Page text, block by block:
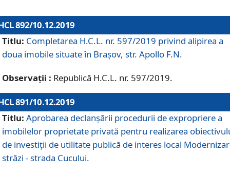
892/10.12.2019
Titlu: Completarea H.C.L. nr. 597/2019 privind alipirea a
doua imobile situate în Brașov, str. Apollo F.N.
Observații : Republică H.C.L. nr. 597/2019.
891/10.12.2019
Titlu: Aprobarea declanșării procedurii de expropriere a
imobilelor proprietate privată pentru realizarea
de investiții de utilitate publică de interes local
străzi - strada Cucului.